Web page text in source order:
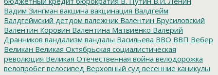
Вадим Зингман вакцина вакцинация Валдгейм
Валдгеймский детдом валежник Валентин Брусиловский
Валентин Коровин Валентина Матвиенко Валерий
Дранников вандализм вандалы Васильева ВВО ВВП Вебер
Великан Великая Октябрьская социалистическая
революция Великая Отечественная война велодорожка
велопробег велосипед Верховный суд весенние каникулы